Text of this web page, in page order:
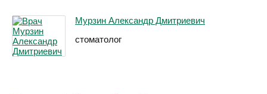
Мурзин Александр Дмитриевич
стоматолог